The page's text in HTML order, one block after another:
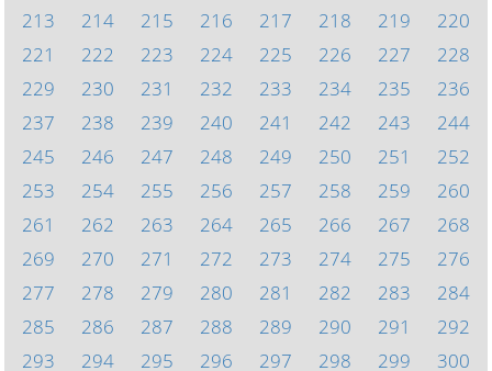
213
214 215 216 217 218 219
220
221
222 223 224 225 226 227
228
229
230 231 232 233 234 235
236
237
238 239 240 241 242 243
244
245
246 247 248 249 250 251
252
253
254 255 256 257 258 259
260
261
262 263 264 265 266 267
268
269
270 271 272 273 274 275
276
277
278 279 280 281 282 283
284
285
286 287 288 289 290 291
292
293
294 295 296 297 298 299
300